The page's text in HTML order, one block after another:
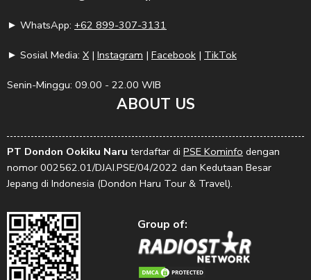
► WhatsApp: +62 899-307-3131
► Sosial Media: X | Instagram | Facebook | TikTok
Senin-Minggu: 09.00 - 22.00 WIB
ABOUT US
PT Dondon Ookiku Naru terdaftar di PSE Kominfo dengan
nomor 002562.01/DJAI.PSE/04/2022 dan Kedutaan Besar
Jepang di Indonesia (Dondon Haru Tour & Travel).
Group of: